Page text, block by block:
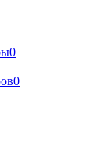
0
0